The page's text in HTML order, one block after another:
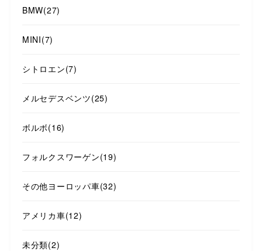
BMW(27)
MINI(7)
シトロエン(7)
メルセデスベンツ(25)
ボルボ(16)
フォルクスワーゲン(19)
その他ヨーロッパ車(32)
アメリカ車(12)
未分類(2)